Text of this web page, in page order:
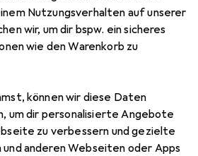
Nutzungsverhalten auf unserer
wir, um dir bspw. ein sicheres
wie den Warenkorb zu
können wir diese Daten
um dir personalisierte Angebote
zu verbessern und gezielte
anderen Webseiten oder Apps